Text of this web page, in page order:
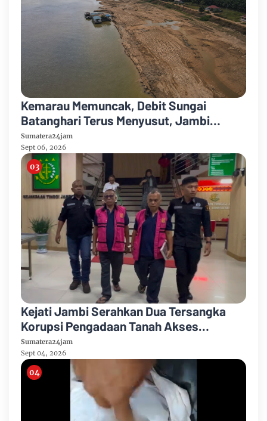
Kemarau Memuncak, Debit Sungai
Batanghari Terus Menyusut, Jambi
Hadapi Ancaman Krisis Air Bersih dan
Karhutla
Sumatera24jam
Sept 06, 2026
Kejati Jambi Serahkan Dua Tersangka
Korupsi Pengadaan Tanah Akses
Pelabuhan Ujung Jabung Ke Penuntut
Umum
Sumatera24jam
Sept 04, 2026